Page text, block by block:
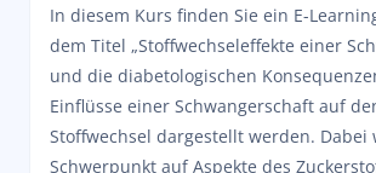
In diesem Kurs finden Sie ein E-
dem Titel „Stoffwechseleffekte einer
und die diabetologischen
Einflüsse einer Schwangerschaft auf
Stoffwechsel dargestellt werden. Dabei
Schwerpunkt auf Aspekte des